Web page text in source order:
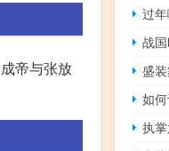
帝与张放
过
战
盛
执